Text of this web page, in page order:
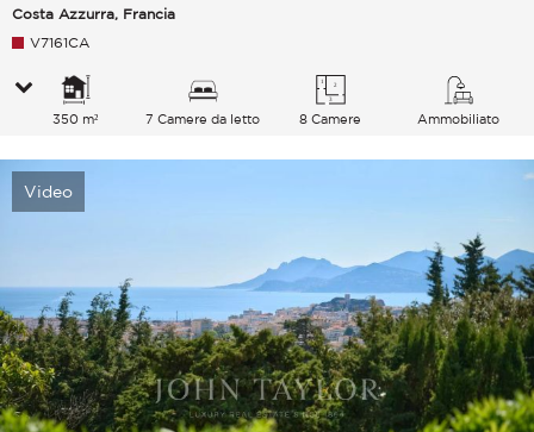
Costa Azzurra, Francia
V7161CA
350 m² 7 Camere da letto 8 Camere Ammobiliato
Video